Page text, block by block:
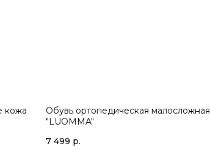
кожа
Обувь ортопедическая малосложная
"LUOMMA"
7 499 р.